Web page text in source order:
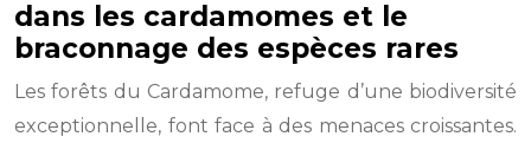
dans les cardamomes et le
braconnage des espèces rares
Les forêts du Cardamome, refuge d’une biodiversité
exceptionnelle, font face à des menaces croissantes.